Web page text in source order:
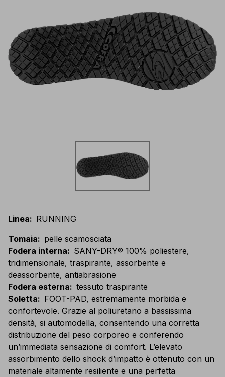
Linea: RUNNING
Tomaia: pelle scamosciata
Fodera interna: SANY-DRY® 100% poliestere,
tridimensionale, traspirante, assorbente e
deassorbente, antiabrasione
Fodera esterna: tessuto traspirante
Soletta: FOOT-PAD, estremamente morbida e
confortevole. Grazie al poliuretano a bassissima
densità, si automodella, consentendo una corretta
distribuzione del peso corporeo e conferendo
un’immediata sensazione di comfort. L’elevato
assorbimento dello shock d’impatto è ottenuto con un
materiale altamente resiliente e una perfetta